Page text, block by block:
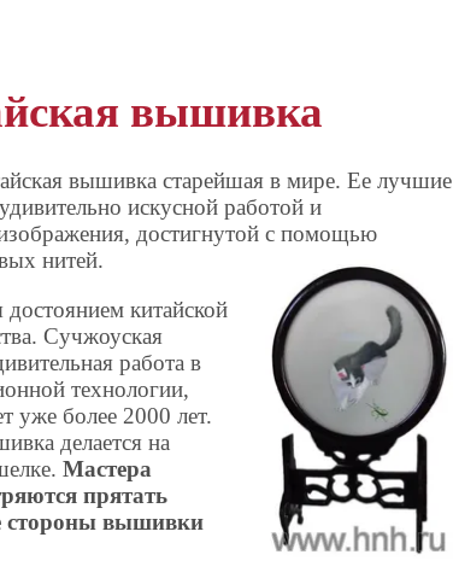
вышивка
вышивка старейшая в мире. Ее лучшие
искусной работой и
достигнутой с помощью
нитей.
китайской
Сучжоуская
работа в
технологии,
уже более 2000 лет.
делается на
Мастера
прятать
стороны вышивки